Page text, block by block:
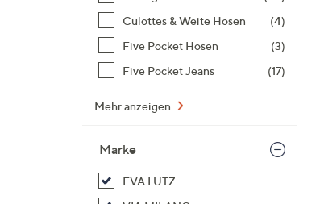
Culottes & Weite Hosen
(4)
Five Pocket Hosen
(3)
Five Pocket Jeans
(17)
Mehr anzeigen
Marke
EVA LUTZ